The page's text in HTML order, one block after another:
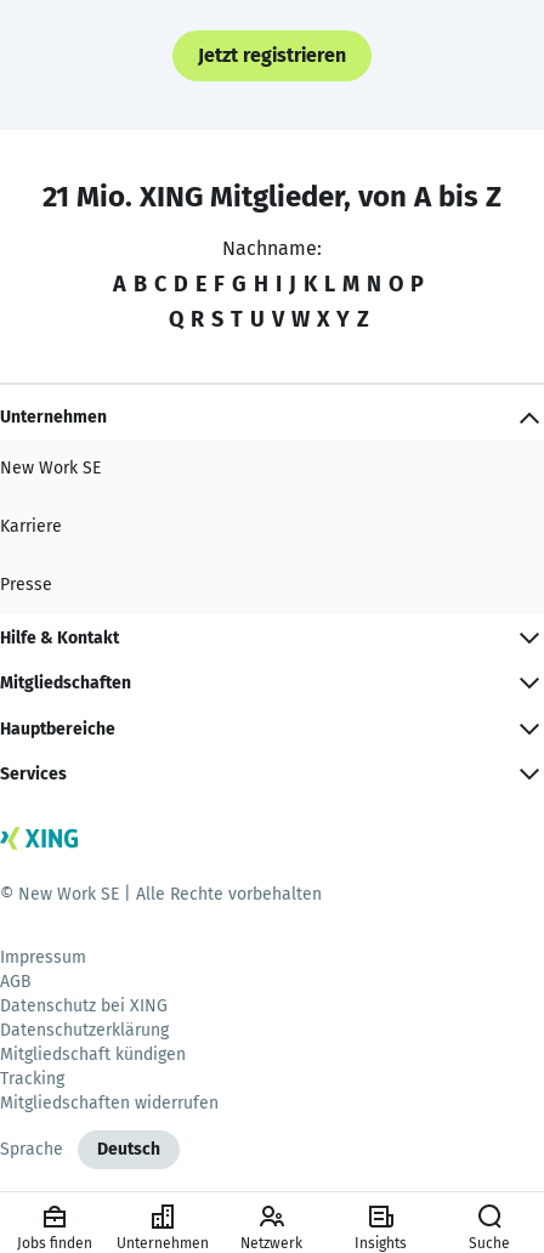
Jetzt registrieren
21 Mio. XING Mitglieder, von A bis Z
Nachname:
A B C D E F G H I J K L M N O P
Q R S T U V W X Y Z
Unternehmen
New Work SE
Karriere
Presse
Hilfe & Kontakt
Mitgliedschaften
Hauptbereiche
Services
© New Work SE | Alle Rechte vorbehalten
Impressum
AGB
Datenschutz bei XING
Datenschutzerklärung
Mitgliedschaft kündigen
Tracking
Mitgliedschaften widerrufen
Sprache Deutsch
Jobs finden Unternehmen Netzwerk Insights Suche